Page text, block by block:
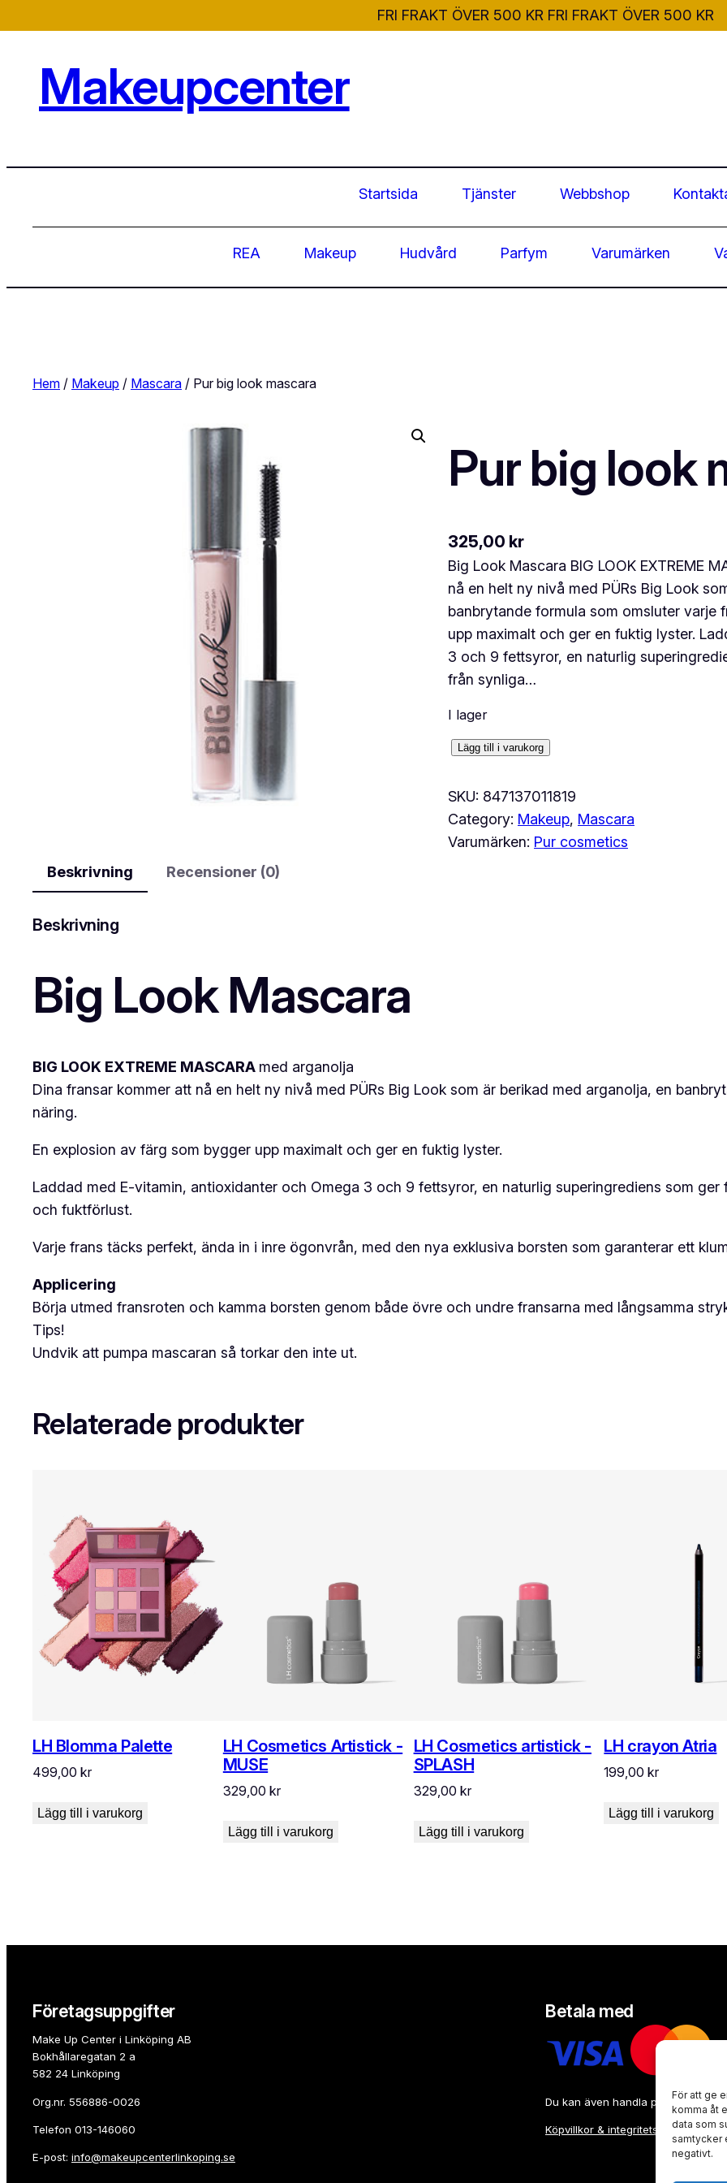
För att ge
komma åt
data som
samtycker
negativt.
FRI FRAKT ÖVER 500 KR FRI FRAKT ÖVER 500 KR
Makeupcenter
Startsida Tjänster Webbshop
REA Makeup Hudvård Parfym Varumärken
Hem / Makeup / Mascara / Pur big look mascara
Pur big look
325,00 kr
Big Look Mascara BIG LOOK EXTREME
nå en helt ny nivå med PÜRs Big Look
banbrytande formula som omsluter varje
upp maximalt och ger en fuktig lyster.
3 och 9 fettsyror, en naturlig
från synliga…
I lager
r
b
i
r
ä
n
Lägg till i varukorg
SKU: 847137011819
Category: Makeup, Mascara
Varumärken: Pur cosmetics
Beskrivning
Recensioner (0)
Beskrivning
Big Look Mascara
BIG LOOK EXTREME MASCARA med arganolja
Dina fransar kommer att nå en helt ny nivå med PÜRs Big Look som är berikad med arganolja, en
näring.
En explosion av färg som bygger upp maximalt och ger en fuktig lyster.
Laddad med E-vitamin, antioxidanter och Omega 3 och 9 fettsyror, en naturlig superingrediens som
och fuktförlust.
Varje frans täcks perfekt, ända in i inre ögonvrån, med den nya exklusiva borsten som garanterar ett
Applicering
Börja utmed fransroten och kamma borsten genom både övre och undre fransarna med långsamma
Tips!
Undvik att pumpa mascaran så torkar den inte ut.
Relaterade produkter
LH Blomma Palette
499,00 kr
Lägg till i varukorg
LH Cosmetics Artistick -
MUSE
329,00 kr
Lägg till i varukorg
LH Cosmetics artistick -
SPLASH
329,00 kr
Lägg till i varukorg
LH crayon Atria
199,00kr
Lägg till i varukorg
Företagsuppgifter
Make Up Center i Linköping AB
Bokhållaregatan 2 a
582 24 Linköping
Org.nr. 556886-0026
Telefon 013-146060
E-post: info@makeupcenterlinkoping.se
Betala med
Du kan även handla på faktura
Köpvillkor & integritetspolicy